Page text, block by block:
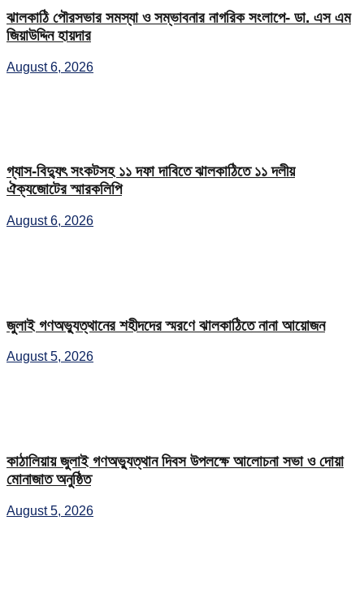
ঝালকাঠি পৌরসভার সমস্যা ও সম্ভাবনার নাগরিক সংলাপে- ডা. এস এম
জিয়াউদ্দিন হায়দার
August 6, 2026
গ্যাস-বিদ্যুৎ সংকটসহ ১১ দফা দাবিতে ঝালকাঠিতে ১১ দলীয়
ঐক্যজোটের স্মারকলিপি
August 6, 2026
জুলাই গণঅভ্যুত্থানের শহীদদের স্মরণে ঝালকাঠিতে নানা আয়োজন
August 5, 2026
কাঠালিয়ায় জুলাই গণঅভ্যুত্থান দিবস উপলক্ষে আলোচনা সভা ও দোয়া
মোনাজাত অনুষ্ঠিত
August 5, 2026